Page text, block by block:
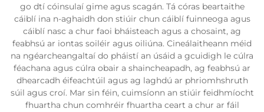
go dtí cóinsulaí gime agus scagán. Tá córas beartaithe
cáiblí ina n-aghaidh don stiúir chun cáiblí fuinneoga agus
cáiblí nasc a chur faoi bháisteach agus a chosaint, ag
feabhsú ar iontas soiléir agus oiliúna. Cineálaitheann méid
na ngéarcheangaltaí do pháistí an úsáid a gcuidigh le cúlra
féachana agus cúlra obair a shaincheapadh, ag feabhsú ar
dhearcadh éifeachtúil agus ag laghdú ar phriomhshruth
súil agus croí. Mar sin féin, cuimsíonn an stiúir feidhmíocht
fhuartha chun comhréir fhuartha ceart a chur ar fáil